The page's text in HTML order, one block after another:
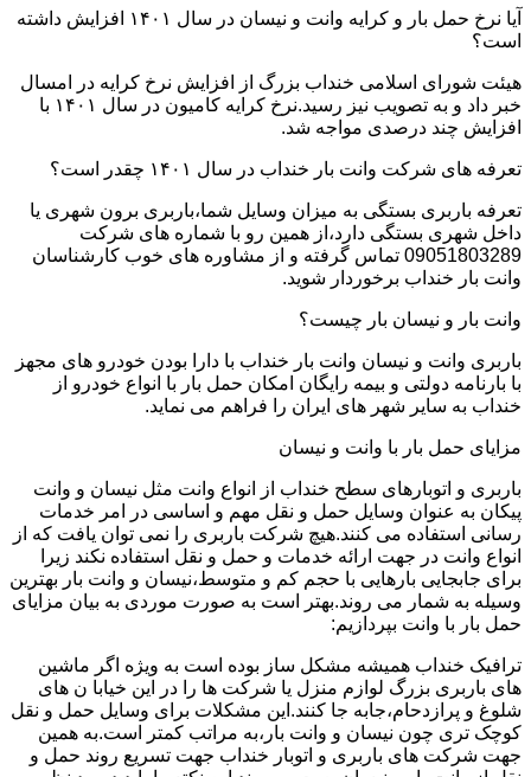
آیا نرخ حمل بار و کرایه وانت و نیسان در سال ۱۴۰۱ افزایش داشته
است؟
هیئت شورای اسلامی خنداب بزرگ از افزایش نرخ کرایه در امسال
خبر داد و به تصویب نیز رسید.نرخ کرایه کامیون در سال ۱۴۰۱ با
افزایش چند درصدی مواجه شد.
تعرفه های شرکت وانت بار خنداب در سال ۱۴۰۱ چقدر است؟
تعرفه باربری بستگی به میزان وسایل شما،باربری برون شهری یا
داخل شهری بستگی دارد،از همین رو با شماره های شرکت
09051803289 تماس گرفته و از مشاوره های خوب کارشناسان
وانت بار خنداب برخوردار شوید.
وانت بار و نیسان بار چیست؟
باربری وانت و نیسان وانت بار خنداب با دارا بودن خودرو های مجهز
با بارنامه دولتی و بیمه رایگان امکان حمل بار با انواع خودرو از
خنداب به سایر شهر های ایران را فراهم می نماید.
مزایای حمل بار با وانت و نیسان
باربری و اتوبارهای سطح خنداب از انواع وانت مثل نیسان و وانت
پیکان به عنوان وسایل حمل و نقل مهم و اساسی در امر خدمات
رسانی استفاده می کنند.هیچ شرکت باربری را نمی توان یافت که از
انواع وانت در جهت ارائه خدمات و حمل و نقل استفاده نکند زیرا
برای جابجایی بارهایی با حجم کم و متوسط،نیسان و وانت بار بهترین
وسیله به شمار می روند.بهتر است به صورت موردی به بیان مزایای
حمل بار با وانت بپردازیم:
ترافیک خنداب همیشه مشکل ساز بوده است به ویژه اگر ماشین
های باربری بزرگ لوازم منزل یا شرکت ها را در این خیابا ن های
شلوغ و پرازدحام،جابه جا کنند.این مشکلات برای وسایل حمل و نقل
کوچک تری چون نیسان و وانت بار،به مراتب کمتر است.به همین
جهت شرکت های باربری و اتوبار خنداب جهت تسریع روند حمل و